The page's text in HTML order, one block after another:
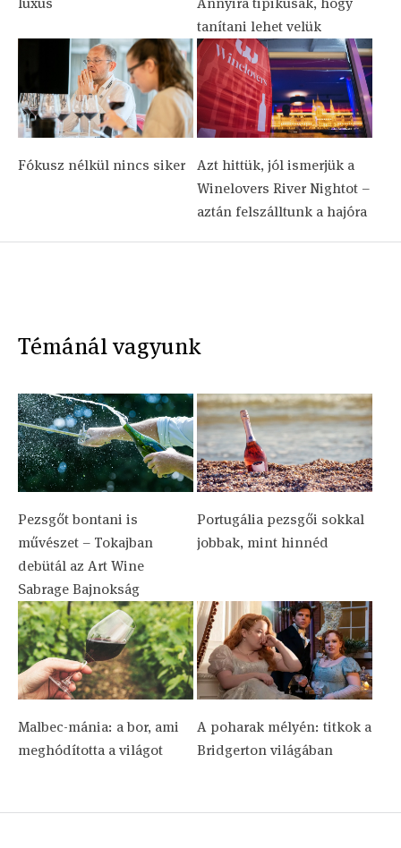
tanítani lehet velük
Fókusz nélkül nincs siker
Azt hittük, jól ismerjük a
Winelovers River Nightot –
aztán felszálltunk a hajóra
Témánál vagyunk
Pezsgőt bontani is
művészet – Tokajban
debütál az Art Wine
Sabrage Bajnokság
Portugália pezsgői sokkal
jobbak, mint hinnéd
Malbec-mánia: a bor, ami
meghódította a világot
A poharak mélyén: titkok a
Bridgerton világában